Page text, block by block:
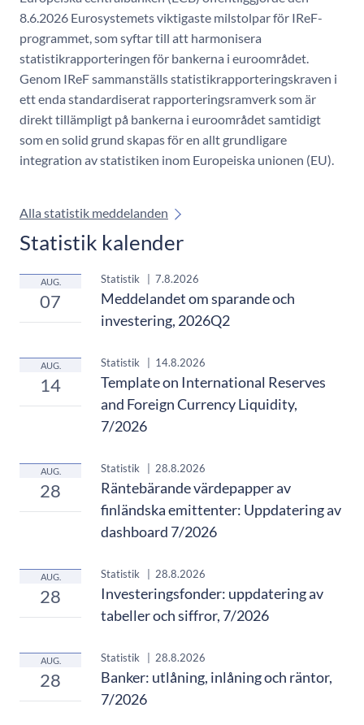
8.6.2026 Eurosystemets viktigaste milstolpar för IReF-
programmet, som syftar till att harmonisera
statistikrapporteringen för bankerna i euroområdet.
Genom IReF sammanställs statistikrapporteringskraven i
ett enda standardiserat rapporteringsramverk som är
direkt tillämpligt på bankerna i euroområdet samtidigt
som en solid grund skapas för en allt grundligare
integration av statistiken inom Europeiska unionen (EU).
Alla statistik meddelanden
Statistik kalender
AUG.
07
Statistik 7.8.2026
Meddelandet om sparande och
investering, 2026Q2
AUG.
14
Statistik 14.8.2026
Template on International Reserves
and Foreign Currency Liquidity,
7/2026
AUG.
28
Statistik 28.8.2026
Räntebärande värdepapper av
finländska emittenter: Uppdatering av
dashboard 7/2026
AUG.
28
Statistik 28.8.2026
Investeringsfonder: uppdatering av
tabeller och siffror, 7/2026
AUG.
28
Statistik 28.8.2026
Banker: utlåning, inlåning och räntor,
7/2026